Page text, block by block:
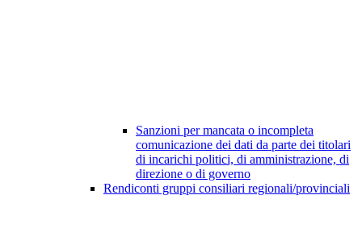
Sanzioni per mancata o incompleta
comunicazione dei dati da parte dei titolari
di incarichi politici, di amministrazione, di
direzione o di governo
Rendiconti gruppi consiliari regionali/provinciali